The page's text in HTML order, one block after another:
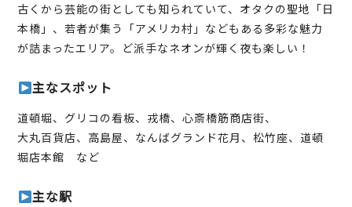
古くから芸能の街としても知られていて、オタクの聖地「日
本橋」、若者が集う「アメリカ村」などもある多彩な魅力
が詰まったエリア。ど派手なネオンが輝く夜も楽しい！
主なスポット
道頓堀、グリコの看板、戎橋、心斎橋筋商店街、
大丸百貨店、高島屋、なんばグランド花月、松竹座、道頓
堀店本館 など
主な駅